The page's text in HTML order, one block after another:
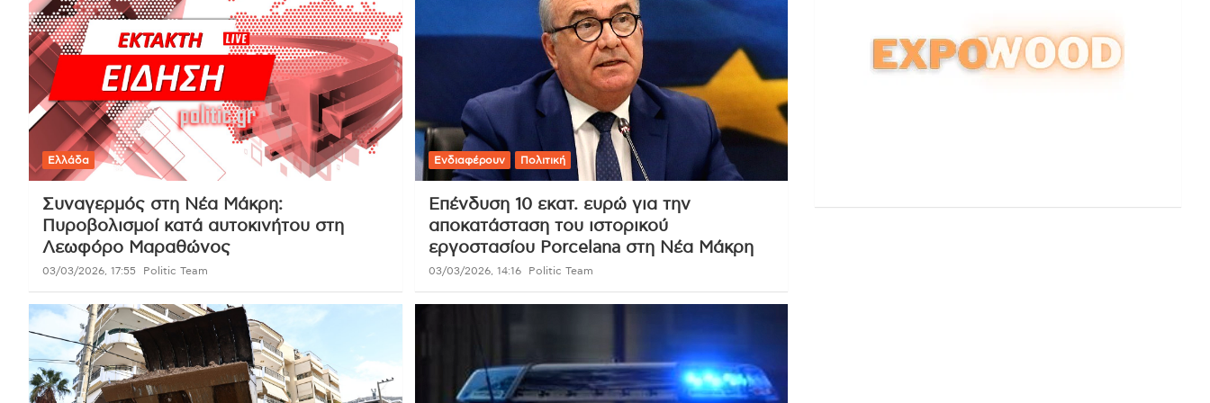
Ελλάδα
Συναγερμός στη Νέα Μάκρη:
Πυροβολισμοί κατά αυτοκινήτου στη
Λεωφόρο Μαραθώνος
03/03/2026, 17:55 Politic Team
Ενδιαφέρουν Πολιτική
Επένδυση 10 εκατ. ευρώ για την
αποκατάσταση του ιστορικού
εργοστασίου Porcelana στη Νέα Μάκρη
03/03/2026, 14:16 Politic Team